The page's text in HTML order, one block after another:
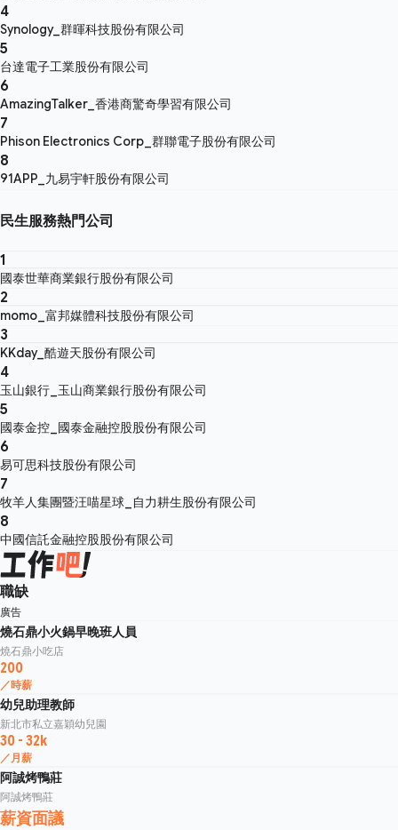
4
Synology_群暉科技股份有限公司
5
台達電子工業股份有限公司
6
AmazingTalker_香港商驚奇學習有限公司
7
Phison Electronics Corp_群聯電子股份有限公司
8
91APP_九易宇軒股份有限公司
民生服務熱門公司
1
國泰世華商業銀行股份有限公司
2
momo_富邦媒體科技股份有限公司
3
KKday_酷遊天股份有限公司
4
玉山銀行_玉山商業銀行股份有限公司
5
國泰金控_國泰金融控股股份有限公司
6
易可思科技股份有限公司
7
牧羊人集團暨汪喵星球_自力耕生股份有限公司
8
中國信託金融控股股份有限公司
職缺
廣告
燒石鼎小火鍋早晚班人員
燒石鼎小吃店
200
／時薪
幼兒助理教師
新北市私立嘉穎幼兒園
30 - 32k
／月薪
阿誠烤鴨莊
阿誠烤鴨莊
薪資面議